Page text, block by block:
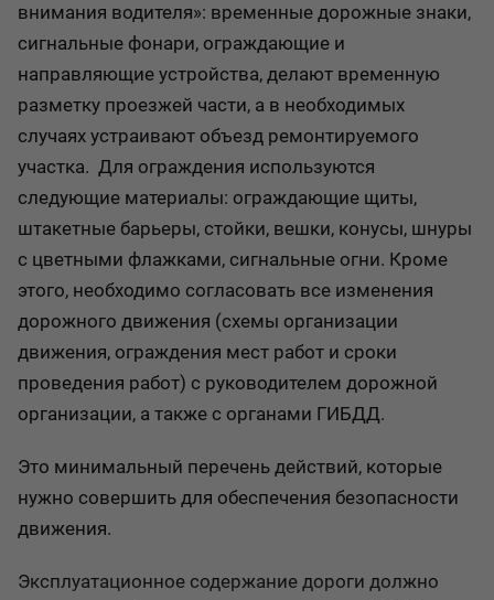
внимания водителя»: временные дорожные знаки,
сигнальные фонари, ограждающие и
направляющие устройства, делают временную
разметку проезжей части, а в необходимых
случаях устраивают объезд ремонтируемого
участка. Для ограждения используются
следующие материалы: ограждающие щиты,
штакетные барьеры, стойки, вешки, конусы, шнуры
с цветными флажками, сигнальные огни. Кроме
этого, необходимо согласовать все изменения
дорожного движения (схемы организации
движения, ограждения мест работ и сроки
проведения работ) с руководителем дорожной
организации, а также с органами ГИБДД.
Это минимальный перечень действий, которые
нужно совершить для обеспечения безопасности
движения.
Эксплуатационное содержание дороги должно